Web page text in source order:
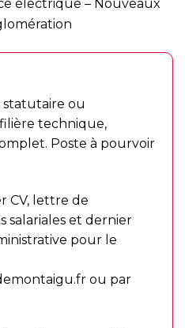
électrique – Nouveaux
ou
technique,
Poste à pourvoir
CV, lettre de
salariales et dernier
pour le
ou par